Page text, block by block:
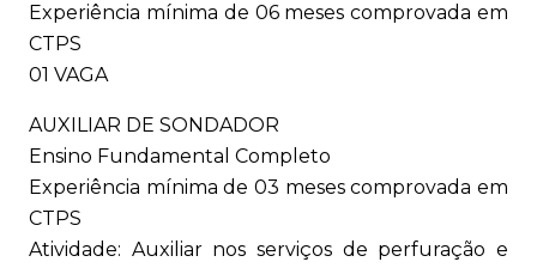
Experiência mínima de 06 meses comprovada em
CTPS
01 VAGA
AUXILIAR DE SONDADOR
Ensino Fundamental Completo
Experiência mínima de 03 meses comprovada em
CTPS
Atividade: Auxiliar nos serviços de perfuração e